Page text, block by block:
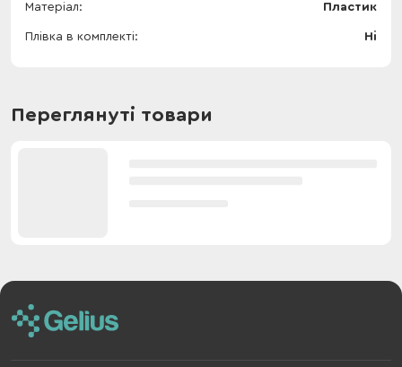
Матеріал Пластик
Плівка в комплекті Ні
Переглянуті товари